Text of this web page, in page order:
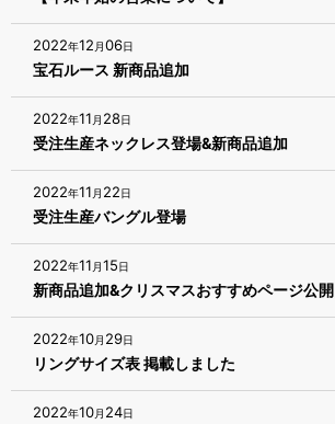
2022年12 月06日
宝石ルース 新商品追加
2022年11 月 28日
受注生産ネックレス登場&新商品追加
2022年11 月 22日
受注生産バングル登場
2022年11 月15日
新商品追加&クリスマスおすすめページ公開
2022年10月 29日
リングサイズ表 掲載しました
2022年10月 24日